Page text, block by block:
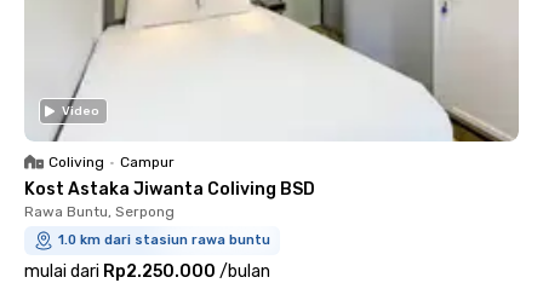
Video
Coliving • Campur
Kost Astaka Jiwanta Coliving BSD
Rawa Buntu, Serpong
1.0 km dari stasiun rawa buntu
mulai dari Rp2.250.000 /bulan